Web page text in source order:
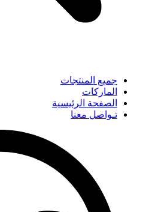
جميع المنتجات
الماركات
الصفحة الرئيسية
تـواصل معنا